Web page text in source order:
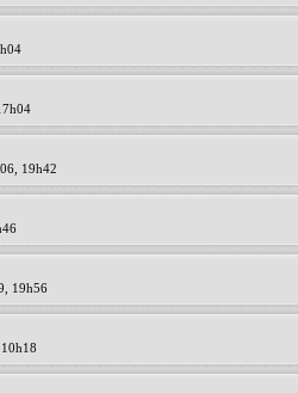
19h42
19h56